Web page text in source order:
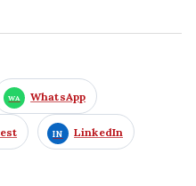
WhatsApp
LinkedIn